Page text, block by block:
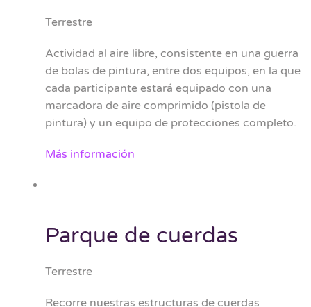
Terrestre
Actividad al aire libre, consistente en una guerra
de bolas de pintura, entre dos equipos, en la que
cada participante estará equipado con una
marcadora de aire comprimido (pistola de
pintura) y un equipo de protecciones completo.
Más información
Parque de cuerdas
Terrestre
Recorre nuestras estructuras de cuerdas